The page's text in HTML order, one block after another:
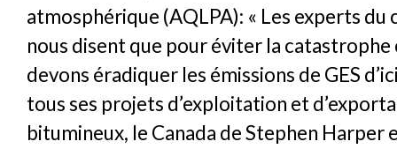
atmosphérique (AQLPA): « Les experts du
nous disent que pour éviter la
devons éradiquer les émissions de GES
tous ses projets d’exploitation et
bitumineux, le Canada de Stephen Harper